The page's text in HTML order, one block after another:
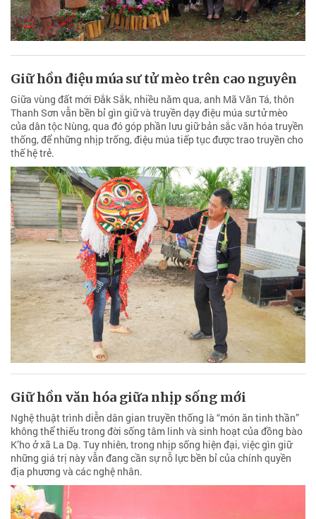
Giữ hồn điệu múa sư tử mèo trên cao nguyên
Giữa vùng đất mới Đắk Sắk, nhiều năm qua, anh Mã Văn Tá, thôn
Thanh Sơn vẫn bền bỉ gìn giữ và truyền dạy điệu múa sư tử mèo
của dân tộc Nùng, qua đó góp phần lưu giữ bản sắc văn hóa truyền
thống, để những nhịp trống, điệu múa tiếp tục được trao truyền cho
thế hệ trẻ.
Giữ hồn văn hóa giữa nhịp sống mới
Nghệ thuật trình diễn dân gian truyền thống là “món ăn tinh thần”
không thể thiếu trong đời sống tâm linh và sinh hoạt của đồng bào
K’ho ở xã La Dạ. Tuy nhiên, trong nhịp sống hiện đại, việc gìn giữ
những giá trị này vẫn đang cần sự nỗ lực bền bỉ của chính quyền
địa phương và các nghệ nhân.